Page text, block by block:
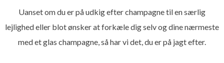
Uanset om du er på udkig efter champagne til en særlig
lejlighed eller blot ønsker at forkæle dig selv og dine nærmeste
med et glas champagne, så har vi det, du er på jagt efter.